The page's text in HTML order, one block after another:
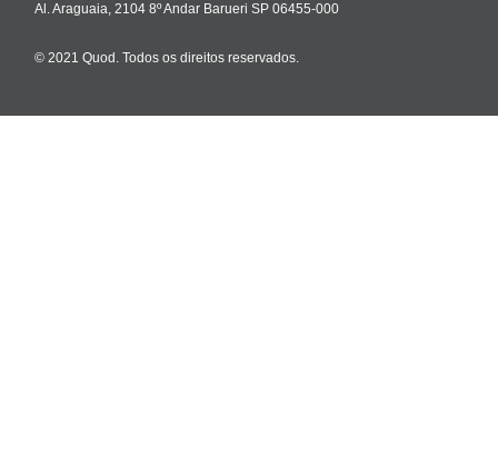
Al. Araguaia, 2104 8º Andar Barueri SP 06455-000
© 2021 Quod. Todos os direitos reservados.